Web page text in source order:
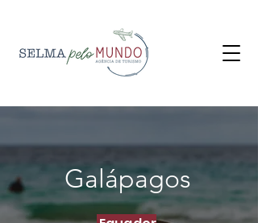
Galápagos